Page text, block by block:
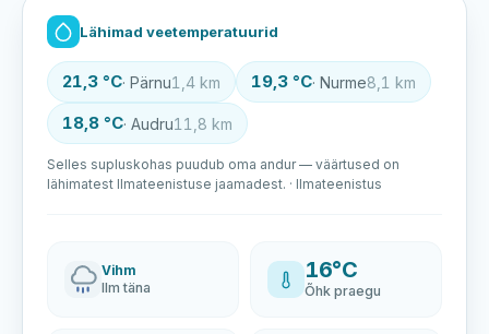
Lähimad veetemperatuurid
21,3 °C· Pärnu1,4 km 19,3 °C· Nurme8,1 km
18,8 °C· Audru11,8 km
Selles supluskohas puudub oma andur — väärtused on
lähimatest Ilmateenistuse jaamadest. · Ilmateenistus
Vihm
Ilm täna
16°C
Õhk praegu